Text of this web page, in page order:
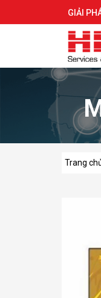
GIẢI
Trang